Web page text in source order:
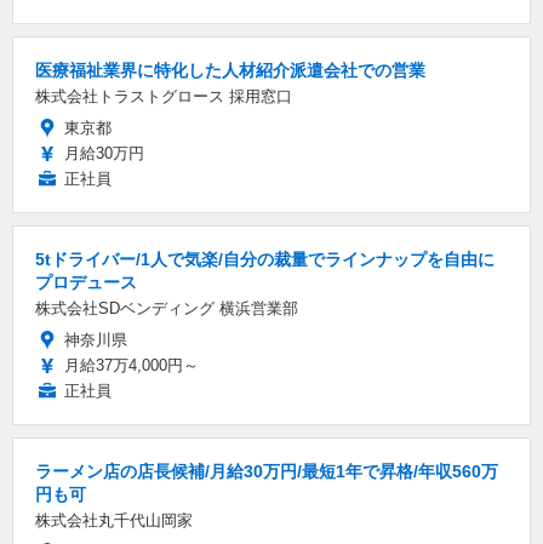
医療福祉業界に特化した人材紹介派遣会社での営業
株式会社トラストグロース 採用窓口
東京都
月給30万円
正社員
5tドライバー/1人で気楽/自分の裁量でラインナップを自由に
プロデュース
株式会社SDベンディング 横浜営業部
神奈川県
月給37万4,000円～
正社員
ラーメン店の店長候補/月給30万円/最短1年で昇格/年収560万
円も可
株式会社丸千代山岡家